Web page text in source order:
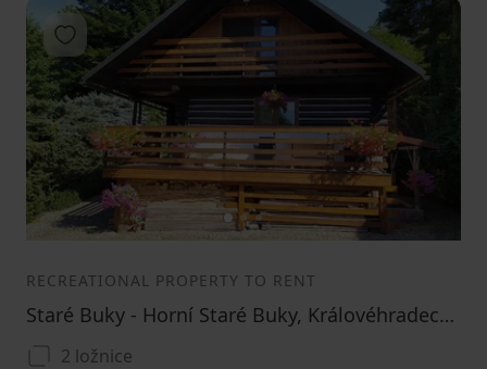
12 3
Add to favorites
RECREATIONAL PROPERTY TO RENT
Staré Buky - Horní Staré Buky, Královéhradecký Region
2 ložnice